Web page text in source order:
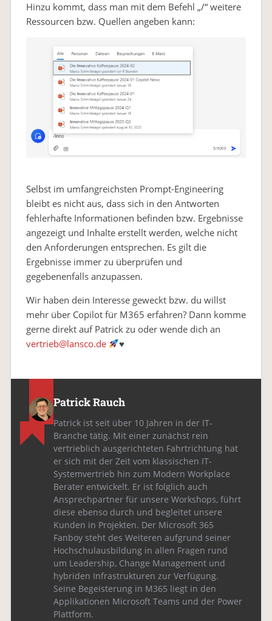
Hinzu kommt, dass man mit dem Befehl „/“ weitere
Ressourcen bzw. Quellen angeben kann:
Selbst im umfangreichsten Prompt-Engineering
bleibt es nicht aus, dass sich in den Antworten
fehlerhafte Informationen befinden bzw. Ergebnisse
angezeigt und Inhalte erstellt werden, welche nicht
den Anforderungen entsprechen. Es gilt die
Ergebnisse immer zu überprüfen und
gegebenenfalls anzupassen.
Wir haben dein Interesse geweckt bzw. du willst
mehr über Copilot für M365 erfahren? Dann komme
gerne direkt auf Patrick zu oder wende dich an
vertrieb@lansco.de
♥️
Patrick Rauch
Patrick ist seit über 10 Jahren in der IT-
Branche tätig. Mit einer zunächst rein
vertrieblich ausgerichteten Fahrtrichtung hat
er sich mit der Zeit vom klassischen IT-
Systemvertrieb hin zum Modern Workplace
Berater entwickelt. Er ist folglich auch
Ansprechpartner für unsere Workshops, führt
diese ebenso durch und begleitet unsere
Kunden in Projekten. Der Microsoft 365
Fanboy steht des Weiteren aufgrund seiner
Hochschulausbildung in allen Fragen rund
um Leadership, Change Management und
hybriden Infrastrukturen zur Verfügung.
Seine Begeisterung in M365 liegt in den
Applikationen Microsoft Teams und der Power
Plattform.